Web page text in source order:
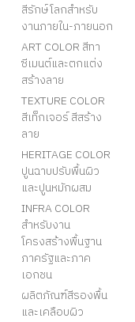
สีรักษ์โลกสำหรับ
งานภายใน-ภายนอก
ART COLOR สีทา
ซีเมนต์และตกแต่ง
สร้างลาย
TEXTURE COLOR
สีเท็กเจอร์ สีสร้าง
ลาย
HERITAGE COLOR
ปูนฉาบปรับพื้นผิว
และปูนหมักผสม
INFRA COLOR
สำหรับงาน
โครงสร้างพื้นฐาน
ภาครัฐและภาค
เอกชน
ผลิตภัณฑ์สีรองพื้น
และเคลือบผิว